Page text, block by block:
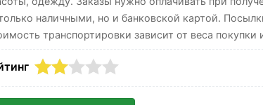
наличными, но и банковской картой.
транспортировки зависит от веса покупки